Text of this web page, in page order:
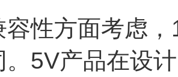
容性方面考虑
。5V产品在设